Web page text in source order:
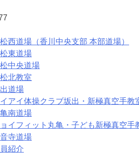
西道場（香川中央支部 本部道場）
東道場
中央道場
北教室
道場
アイ体操クラブ坂出・新極真空手教
南道場
イフィット丸亀・子ども新極真空手
寺道場
紹介